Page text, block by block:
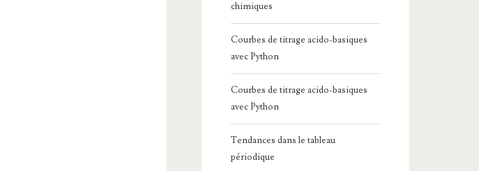
chimiques
Courbes de titrage acido-basiques
avec Python
Courbes de titrage acido-basiques
avec Python
Tendances dans le tableau
périodique